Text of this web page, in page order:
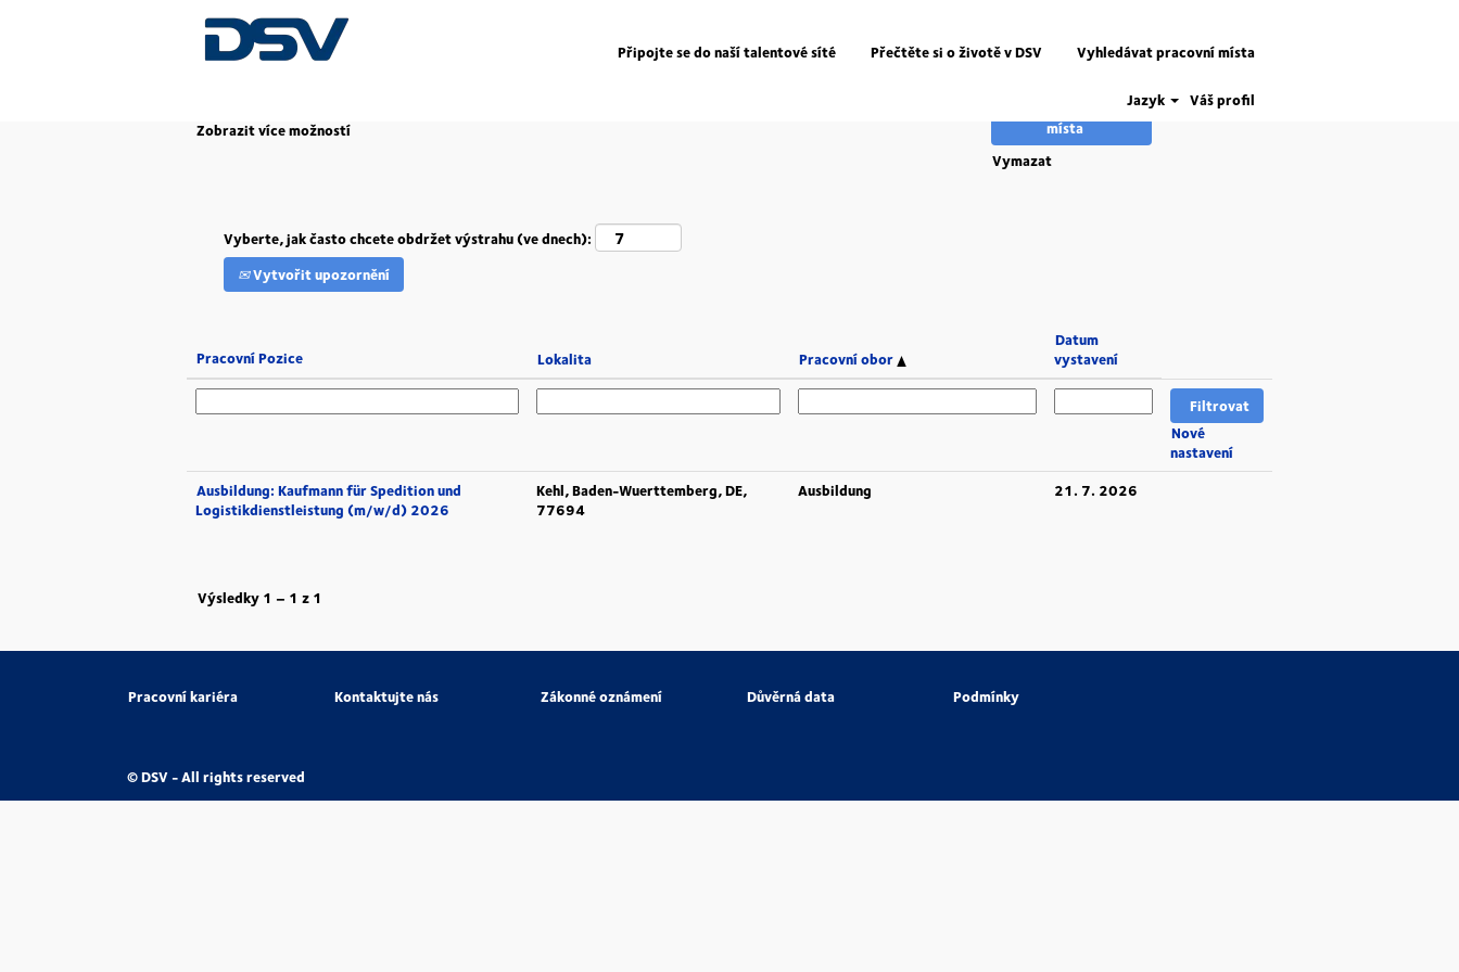
Připojte se do naší talentové síté Přečtěte si o životě v DSV Vyhledávat pracovní místa
Jazyk Váš profil
Na domovskou stránku
Zobrazit více možností
Vymazat
Vyberte, jak často chcete obdržet výstrahu (ve dnech):
Vytvořit upozornění
Pracovní Pozice Lokalita Pracovní obor
Datum
vystavení
Nové
nastavení
Ausbildung: Kaufmann für Spedition und
Logistikdienstleistung (m/w/d) 2026
Kehl, Baden-Wuerttemberg, DE,
77694
Ausbildung 21. 7. 2026
Výsledky 1 – 1 z 1
Pracovní kariéra Kontaktujte nás Zákonné oznámení Důvěrná data Podmínky
© DSV - All rights reserved